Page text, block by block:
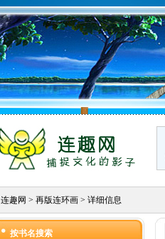
连趣网 > 再版连环画> 详细信息
按书名搜索